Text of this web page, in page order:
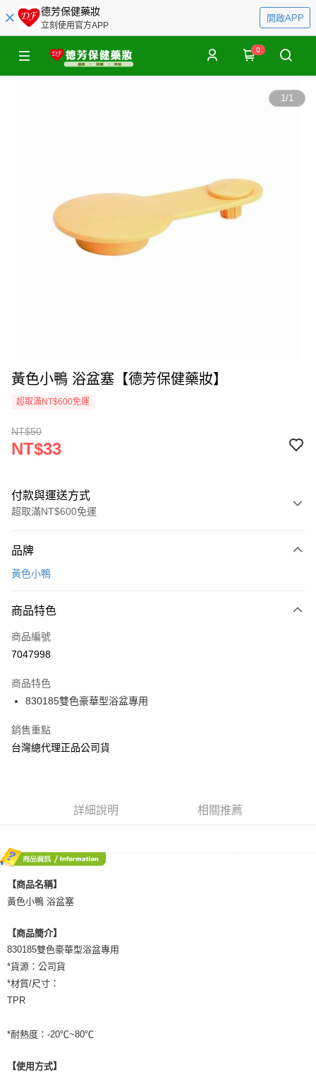
德芳保健藥妝
立刻使用官方APP
開啟APP
0
1/1
黃色小鴨 浴盆塞【德芳保健藥妝】
超取滿NT$600免運
NT$50
NT$33
付款與運送方式
超取滿NT$600免運
信用卡一次付款
LINE Pay
Apple Pay
悠遊付
相關說明
【關於「AFTEE先享後付」】
３．安心：先確認商品／服務後，再付款。
１．於結帳方式選擇「AFTEE先享後付」後，將跳轉至「AFTEE先享後付」
結帳頁面，進行簡訊認證並確認金額後，即可完成結帳。
３．收到繳費通知簡訊後14天內，點擊此簡訊中的連結，可透過四大超商／
ATM／網路銀行／等多元方式進行付款，方視為交易完成。
購買商品的店家。未經商家同意取消之訂單仍視為有效，需透過AFTEE先享
後付繳納相關費用。
※ 交易是否成功請以「AFTEE先享後付 」之結帳頁面顯示為準，若有關於
是否繳費成功／繳費後需取消欲退款等相關疑問，請聯繫「AFTEE先享後付
客戶支援中心」
【注意事項】
易，需依本服務之必要範圍內提供個人資料，並將交易相關給付款項請求債
權轉讓予恩沛科技股份有限公司。
https://aftee.tw/terms/#terms3
7-11取貨付款
每筆NT$70，滿NT$600(含以上)免運費
宅配
每筆NT$80，滿NT$600(含以上)免運費
付款後門市自取
免運費
品牌
黃色小鴨
商品特色
商品編號
7047998
商品特色
830185雙色豪華型浴盆專用
銷售重點
台灣總代理正品公司貨
詳細說明 相關推薦
【商品名稱】
黃色小鴨 浴盆塞
【商品簡介】
830185雙色豪華型浴盆專用
*貨源：公司貨
*材質/尺寸：
TPR
*耐熱度：-20℃~80℃
【使用方式】